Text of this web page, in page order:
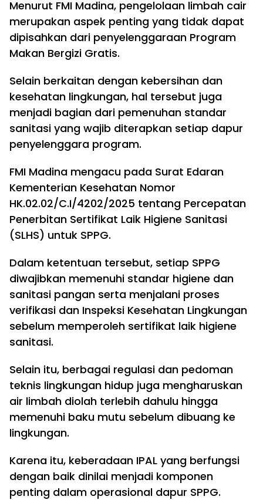
Menurut FMI Madina, pengelolaan limbah cair
merupakan aspek penting yang tidak dapat
dipisahkan dari penyelenggaraan Program
Makan Bergizi Gratis.
Selain berkaitan dengan kebersihan dan
kesehatan lingkungan, hal tersebut juga
menjadi bagian dari pemenuhan standar
sanitasi yang wajib diterapkan setiap dapur
penyelenggara program.
FMI Madina mengacu pada Surat Edaran
Kementerian Kesehatan Nomor
HK.02.02/C.I/4202/2025 tentang Percepatan
Penerbitan Sertifikat Laik Higiene Sanitasi
(SLHS) untuk SPPG.
Dalam ketentuan tersebut, setiap SPPG
diwajibkan memenuhi standar higiene dan
sanitasi pangan serta menjalani proses
verifikasi dan Inspeksi Kesehatan Lingkungan
sebelum memperoleh sertifikat laik higiene
sanitasi.
Selain itu, berbagai regulasi dan pedoman
teknis lingkungan hidup juga mengharuskan
air limbah diolah terlebih dahulu hingga
memenuhi baku mutu sebelum dibuang ke
lingkungan.
Karena itu, keberadaan IPAL yang berfungsi
dengan baik dinilai menjadi komponen
penting dalam operasional dapur SPPG.